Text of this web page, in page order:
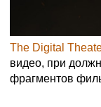
The Digital
видео, при
фрагментов